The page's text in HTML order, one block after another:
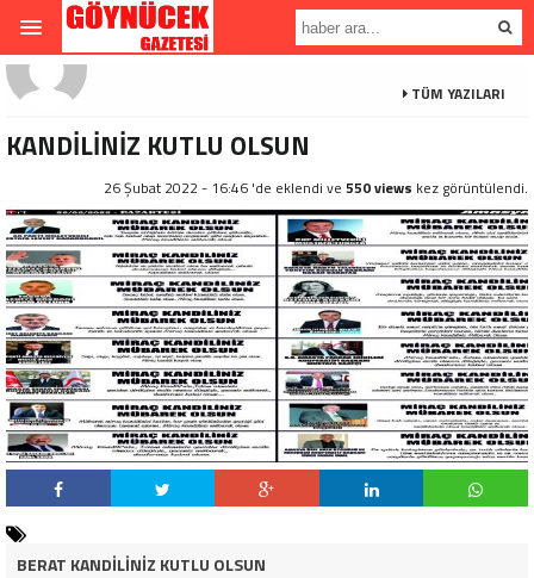
TÜM YAZILARI
KANDİLİNİZ KUTLU OLSUN
26 Şubat 2022 - 16:46 'de eklendi ve 550 views kez görüntülendi.
BERAT KANDİLİNİZ KUTLU OLSUN